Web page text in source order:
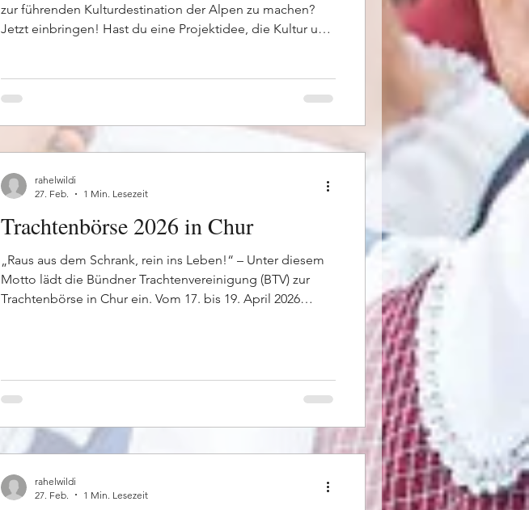
zur führenden Kulturdestination der Alpen zu machen?
Jetzt einbringen! Hast du eine Projektidee, die Kultur und
März 2026 lädt graubünden Cultura zum «Spazi avert 2026»
nach Chur ein. Es ist der Startschuss für das
Jahresprogramm: Hier treffen sich Kultur- und..
Trachtenbörse 2026 in Chur
„Raus aus dem Schrank, rein ins Leben!“ – Unter diesem
Motto lädt die Bündner Trachtenvereinigung (BTV) zur
Trachtenbörse in Chur ein. Vom 17. bis 19. April 2026
Vorzeitige Annahme ab 6. April 2026 an verschiedenen
Standorten im Kanton Öffnungszeiten der Börse Samstag,
rahelwildi
27. Feb.
1 Min. Lesezeit
rahelwildi
27. Feb.
1 Min. Lesezeit